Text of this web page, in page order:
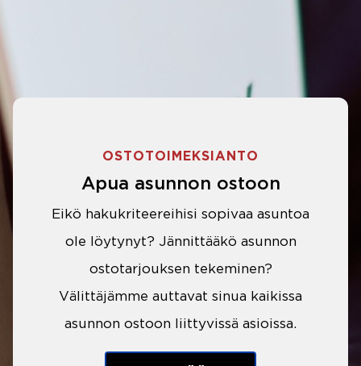
OSTOTOIMEKSIANTO
Apua asunnon ostoon
Eikö hakukriteereihisi sopivaa asuntoa
ole löytynyt? Jännittääkö asunnon
ostotarjouksen tekeminen?
Välittäjämme auttavat sinua kaikissa
asunnon ostoon liittyvissä asioissa.